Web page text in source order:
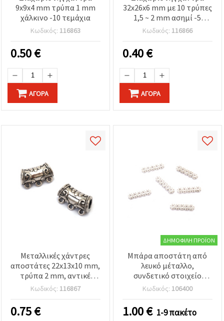
9x9x4 mm τρύπα 1 mm
χάλκινο -10 τεμάχια
Κωδικός: 116863
0.50€
ΑΓΟΡΆ
32x26x6 mm με 10 τρύπες
1,5 ~ 2 mm ασημί -5
τεμάχια
Κωδικός: 116866
0.40€
ΑΓΟΡΆ
Μεταλλικές χάντρες
αποστάτες 22x13x10 mm,
τρύπα 2 mm, αντικέ
ασημί, για κοσμήματα
DIY - 2 τεμ.
Κωδικός: 116867
0.75€
ΔΗΜΟΦΙΛΉ ΠΡΟΪΌΝ
Μπάρα αποστάτη από
λευκό μέταλλο,
συνδετικό στοιχείο
κοσμημάτων, 17x5x2
mm, οπή 1 mm, 20 τεμ.
για χειροτεχνία &
κοσμηματοποιία
Κωδικός: 106400
1.00€ 1-9 πακέτο